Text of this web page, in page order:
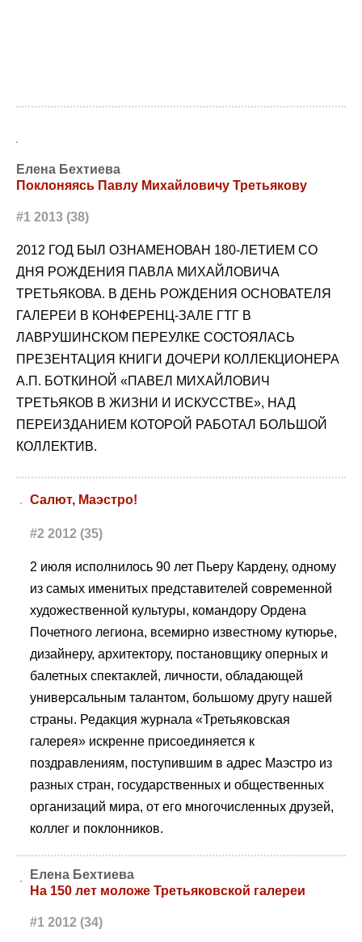
Елена Бехтиева
Поклоняясь Павлу Михайловичу Третьякову
#1 2013 (38)
2012 ГОД БЫЛ ОЗНАМЕНОВАН 180-ЛЕТИЕМ СО
ДНЯ РОЖДЕНИЯ ПАВЛА МИХАЙЛОВИЧА
ТРЕТЬЯКОВА. В ДЕНЬ РОЖДЕНИЯ ОСНОВАТЕЛЯ
ГАЛЕРЕИ В КОНФЕРЕНЦ-ЗАЛЕ ГТГ В
ЛАВРУШИНСКОМ ПЕРЕУЛКЕ СОСТОЯЛАСЬ
ПРЕЗЕНТАЦИЯ КНИГИ ДОЧЕРИ КОЛЛЕКЦИОНЕРА
А.П. БОТКИНОЙ «ПАВЕЛ МИХАЙЛОВИЧ
ТРЕТЬЯКОВ В ЖИЗНИ И ИСКУССТВЕ», НАД
ПЕРЕИЗДАНИЕМ КОТОРОЙ РАБОТАЛ БОЛЬШОЙ
КОЛЛЕКТИВ.
Салют, Маэстро!
#2 2012 (35)
2 июля исполнилось 90 лет Пьеру Кардену, одному
из самых именитых представителей современной
художественной культуры, командору Ордена
Почетного легиона, всемирно известному кутюрье,
дизайнеру, архитектору, постановщику оперных и
балетных спектаклей, личности, обладающей
универсальным талантом, большому другу нашей
страны. Редакция журнала «Третьяковская
галерея» искренне присоединяется к
поздравлениям, поступившим в адрес Маэстро из
разных стран, государственных и общественных
организаций мира, от его многочисленных друзей,
коллег и поклонников.
Елена Бехтиева
На 150 лет моложе Третьяковской галереи
#1 2012 (34)